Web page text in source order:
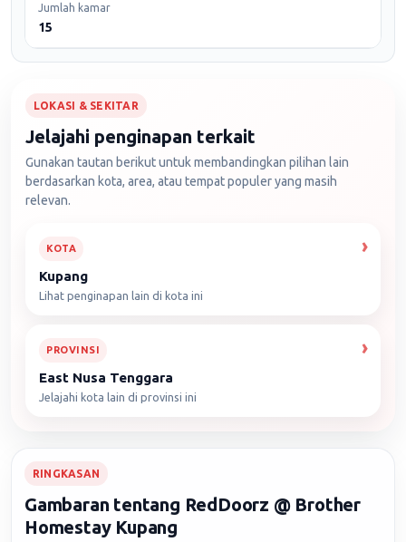
Jumlah kamar
15
LOKASI & SEKITAR
Jelajahi penginapan terkait
Gunakan tautan berikut untuk membandingkan pilihan lain
berdasarkan kota, area, atau tempat populer yang masih
relevan.
KOTA
Kupang
Lihat penginapan lain di kota ini
PROVINSI
East Nusa Tenggara
Jelajahi kota lain di provinsi ini
RINGKASAN
Gambaran tentang RedDoorz @ Brother
Homestay Kupang